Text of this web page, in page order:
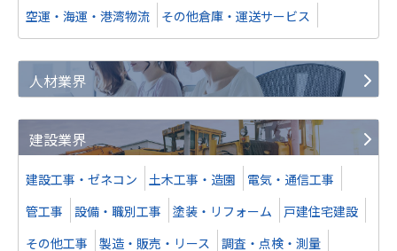
空運・海運・港湾物流
その他倉庫・運送サービス
人材業界
建設業界
建設工事・ゼネコン 土木工事・造園
電気・通信工事
管工事
設備・職別工事 塗装・リフォーム
戸建住宅建設
その他工事
製造・販売・リース 調査・点検・測量